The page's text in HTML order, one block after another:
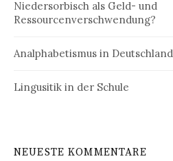
Niedersorbisch als Geld- und
Ressourcenverschwendung?
Analphabetismus in Deutschland
Lingusitik in der Schule
NEUESTE KOMMENTARE